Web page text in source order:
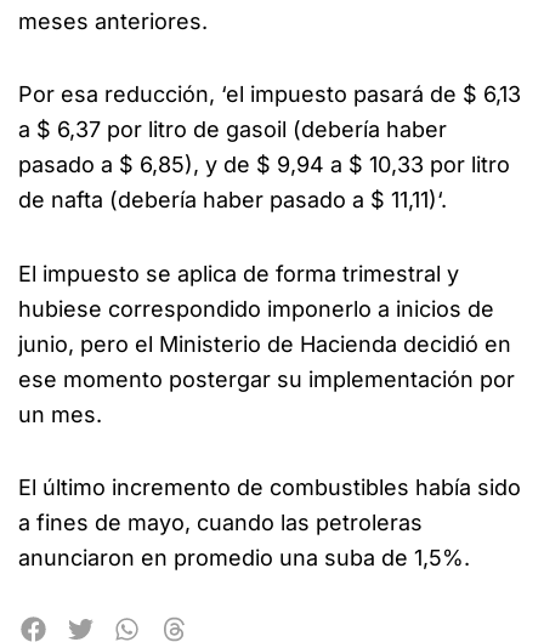
meses anteriores.
Por esa reducción, ‘el impuesto pasará de $ 6,13
a $ 6,37 por litro de gasoil (debería haber
pasado a $ 6,85), y de $ 9,94 a $ 10,33 por litro
de nafta (debería haber pasado a $ 11,11)‘.
El impuesto se aplica de forma trimestral y
hubiese correspondido imponerlo a inicios de
junio, pero el Ministerio de Hacienda decidió en
ese momento postergar su implementación por
un mes.
El último incremento de combustibles había sido
a fines de mayo, cuando las petroleras
anunciaron en promedio una suba de 1,5%.